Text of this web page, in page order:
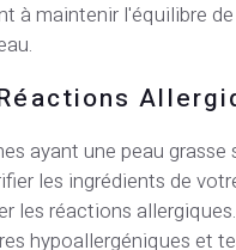
à maintenir l'équilibre
ayant une peau grasse
les ingrédients de
les réactions
hypoallergéniques et